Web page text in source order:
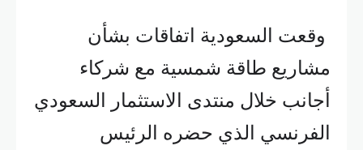
وقعت السعودية اتفاقات بشأن
مشاريع طاقة شمسية مع شركاء
أجانب خلال منتدى الاستثمار السعودي
الفرنسي الذي حضره الرئيس